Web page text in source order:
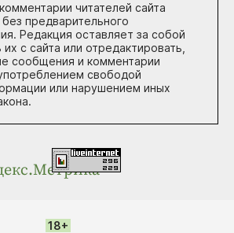
читателей сайта
предварительного
Редакция оставляет за собой
с сайта или отредактировать,
сообщения и комментарии
свободой
или нарушением иных
18+